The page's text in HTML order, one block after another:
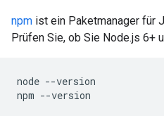
npm ist ein Paketmanager für
Prüfen Sie, ob Sie Node.js 6+
node --version
npm --version